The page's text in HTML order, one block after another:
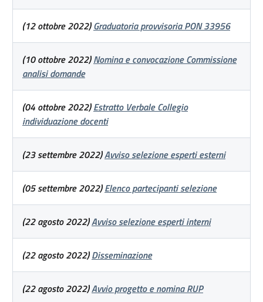
(12 ottobre 2022)Graduatoria provvisoria PON 33956
(10 ottobre 2022)Nomina e convocazione Commissione
analisi domande
(04 ottobre 2022)Estratto Verbale Collegio
individuazione docenti
(23 settembre 2022)Avviso selezione esperti esterni
(05 settembre 2022)Elenco partecipanti selezione
(22 agosto 2022)Avviso selezione esperti interni
(22 agosto 2022)Disseminazione
(22 agosto 2022)Avvio progetto e nomina RUP